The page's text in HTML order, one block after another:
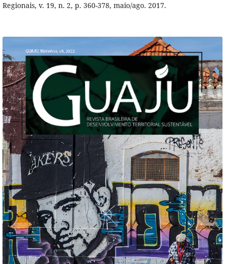
Regionais, v. 19, n. 2, p. 360-378, maio/ago. 2017.